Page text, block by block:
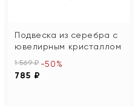
Подвеска из серебра с
ювелирным кристаллом
1 569 ₽
785 ₽
-50%